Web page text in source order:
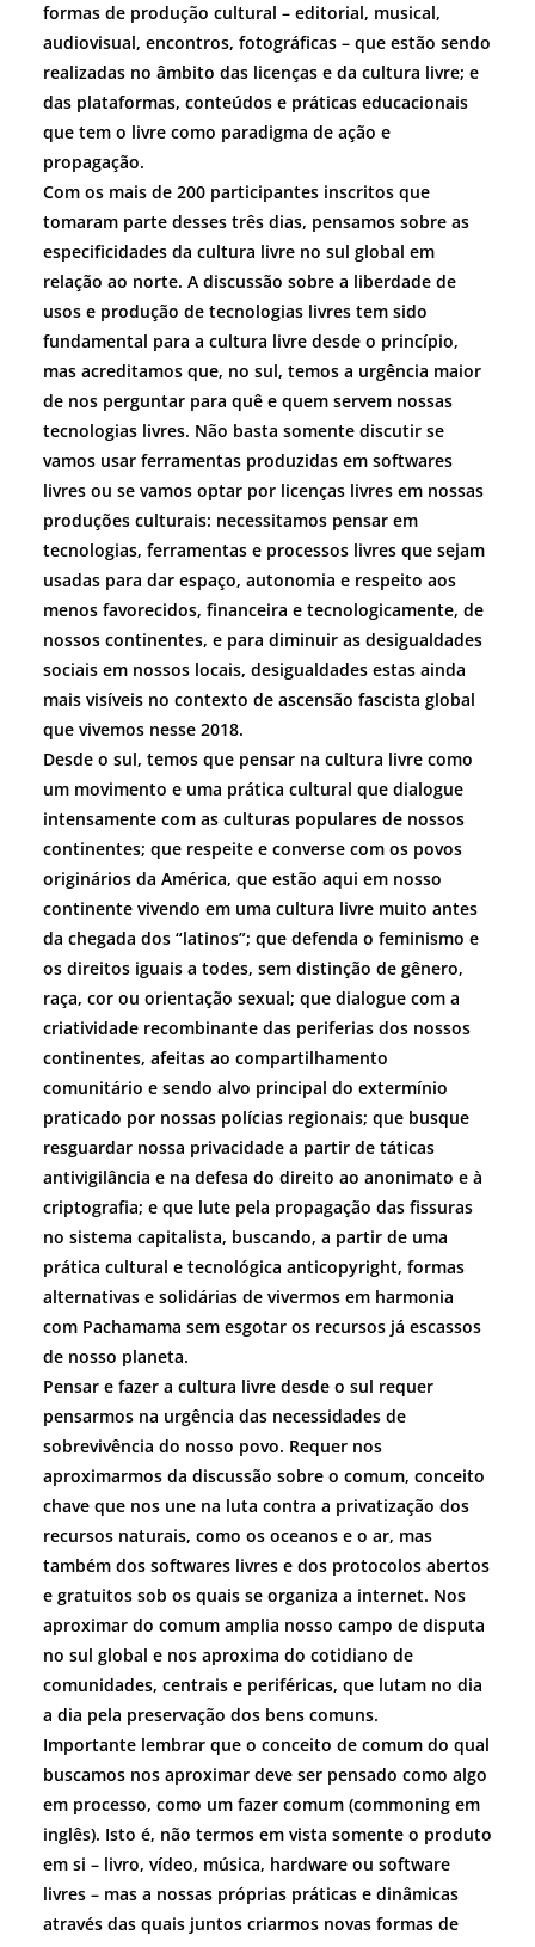
formas de produção cultural – editorial, musical,
audiovisual, encontros, fotográficas – que estão sendo
realizadas no âmbito das licenças e da cultura livre; e
das plataformas, conteúdos e práticas educacionais
que tem o livre como paradigma de ação e
propagação.
Com os mais de 200 participantes inscritos que
tomaram parte desses três dias, pensamos sobre as
especificidades da cultura livre no sul global em
relação ao norte. A discussão sobre a liberdade de
usos e produção de tecnologias livres tem sido
fundamental para a cultura livre desde o princípio,
mas acreditamos que, no sul, temos a urgência maior
de nos perguntar para quê e quem servem nossas
tecnologias livres. Não basta somente discutir se
vamos usar ferramentas produzidas em softwares
livres ou se vamos optar por licenças livres em nossas
produções culturais: necessitamos pensar em
tecnologias, ferramentas e processos livres que sejam
usadas para dar espaço, autonomia e respeito aos
menos favorecidos, financeira e tecnologicamente, de
nossos continentes, e para diminuir as desigualdades
sociais em nossos locais, desigualdades estas ainda
mais visíveis no contexto de ascensão fascista global
que vivemos nesse 2018.
Desde o sul, temos que pensar na cultura livre como
um movimento e uma prática cultural que dialogue
intensamente com as culturas populares de nossos
continentes; que respeite e converse com os povos
originários da América, que estão aqui em nosso
continente vivendo em uma cultura livre muito antes
da chegada dos “latinos”; que defenda o feminismo e
os direitos iguais a todes, sem distinção de gênero,
raça, cor ou orientação sexual; que dialogue com a
criatividade recombinante das periferias dos nossos
continentes, afeitas ao compartilhamento
comunitário e sendo alvo principal do extermínio
praticado por nossas polícias regionais; que busque
resguardar nossa privacidade a partir de táticas
antivigilância e na defesa do direito ao anonimato e à
criptografia; e que lute pela propagação das fissuras
no sistema capitalista, buscando, a partir de uma
prática cultural e tecnológica anticopyright, formas
alternativas e solidárias de vivermos em harmonia
com Pachamama sem esgotar os recursos já escassos
de nosso planeta.
Pensar e fazer a cultura livre desde o sul requer
pensarmos na urgência das necessidades de
sobrevivência do nosso povo. Requer nos
aproximarmos da discussão sobre o comum, conceito
chave que nos une na luta contra a privatização dos
recursos naturais, como os oceanos e o ar, mas
também dos softwares livres e dos protocolos abertos
e gratuitos sob os quais se organiza a internet. Nos
aproximar do comum amplia nosso campo de disputa
no sul global e nos aproxima do cotidiano de
comunidades, centrais e periféricas, que lutam no dia
a dia pela preservação dos bens comuns.
Importante lembrar que o conceito de comum do qual
buscamos nos aproximar deve ser pensado como algo
em processo, como um fazer comum (commoning em
inglês). Isto é, não termos em vista somente o produto
em si – livro, vídeo, música, hardware ou software
livres – mas a nossas próprias práticas e dinâmicas
através das quais juntos criarmos novas formas de